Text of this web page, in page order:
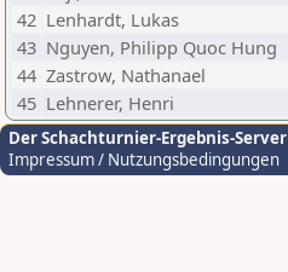
42 Lenhardt, Lukas
43 Nguyen, Philipp Quoc Hung
44 Zastrow, Nathanael
45 Lehnerer, Henri
Der Schachturnier-Ergebnis-Server
Impressum / Nutzungsbedingungen